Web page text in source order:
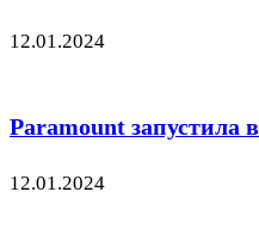
12.01.2024
Paramount запустила
12.01.2024